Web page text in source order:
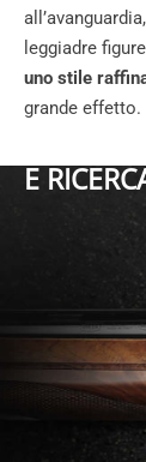
leggiadre
uno stile
grande effetto.
E